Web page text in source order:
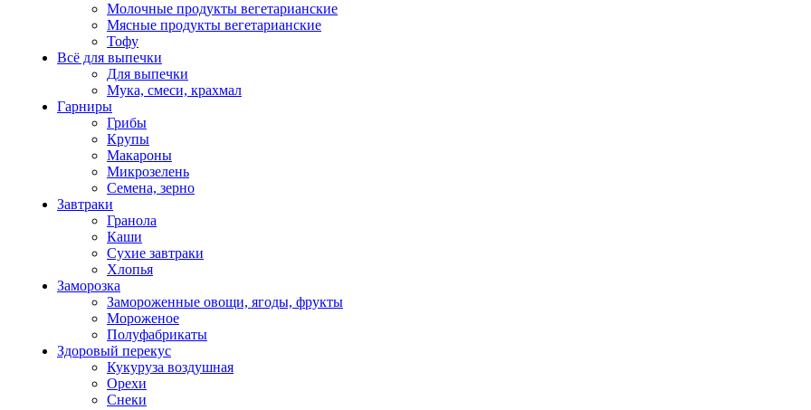
Молочные продукты вегетарианские
Мясные продукты вегетарианские
Тофу
Всё для выпечки
Для выпечки
Мука, смеси, крахмал
Гарниры
Грибы
Крупы
Макароны
Микрозелень
Семена, зерно
Завтраки
Гранола
Каши
Сухие завтраки
Хлопья
Заморозка
Замороженные овощи, ягоды, фрукты
Мороженое
Полуфабрикаты
Здоровый перекус
Кукуруза воздушная
Орехи
Снеки